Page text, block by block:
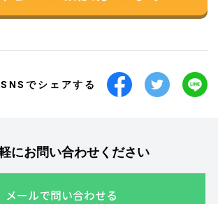
SNSでシェアする
にお問い合わせください
メールで問い合わせる